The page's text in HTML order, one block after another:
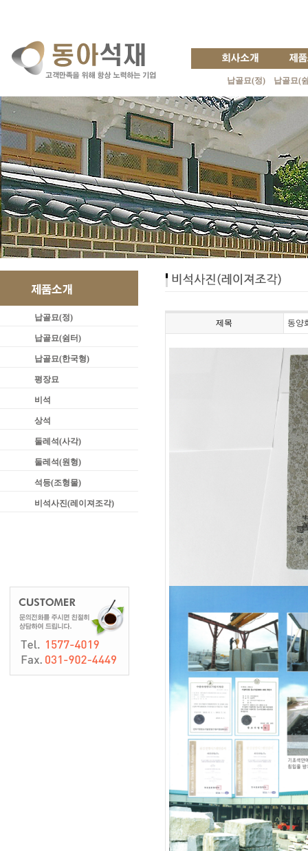
납골묘(정) 납골묘(
납골묘(정)
납골묘(쉼터)
납골묘(한국형)
평장묘
비석
상석
둘레석(사각)
둘레석(원형)
석등(조형물)
비석사진(레이져조각)
제목 동양